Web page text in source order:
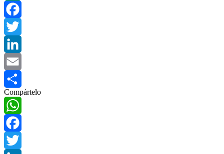
WhatsApp
Facebook
Twitter
LinkedIn
Email
Compartir
Compártelo
WhatsApp
Facebook